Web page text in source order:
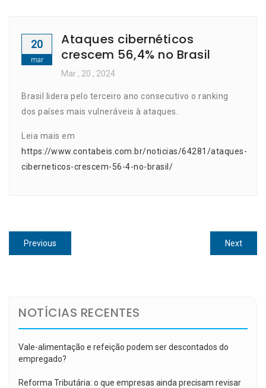
20
mar
Ataques cibernéticos
crescem 56,4% no Brasil
Mar , 20 , 2024
Brasil lidera pelo terceiro ano consecutivo o ranking
dos países mais vulneráveis à ataques.
Leia mais em
https://www.contabeis.com.br/noticias/64281/ataques-
ciberneticos-crescem-56-4-no-brasil/
Navegação
de
Previous
post:
NextNext
post:
NOTÍCIAS RECENTES
Vale-alimentação e refeição podem ser descontados do
empregado?
Reforma Tributária: o que empresas ainda precisam revisar